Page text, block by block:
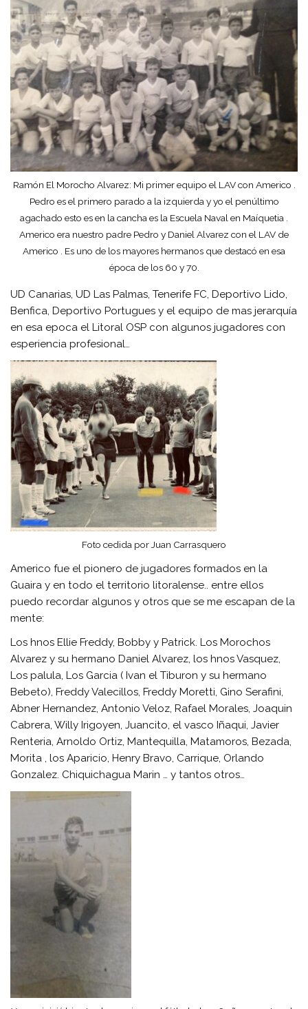
Ramón El Morocho Alvarez: Mi primer equipo el LAV con Americo .
Pedro es el primero parado a la izquierda y yo el penúltimo
agachado esto es en la cancha es la Escuela Naval en Maíquetia .
Americo era nuestro padre Pedro y Daniel Alvarez con el LAV de
Americo . Es uno de los mayores hermanos que destacó en esa
época de los 60 y 70.
UD Canarias, UD Las Palmas, Tenerife FC, Deportivo Lido,
Benfica, Deportivo Portugues y el equipo de mas jerarquía
en esa epoca el Litoral OSP con algunos jugadores con
esperiencia profesional…
Foto cedida por Juan Carrasquero
Americo fue el pionero de jugadores formados en la
Guaira y en todo el territorio litoralense.. entre ellos
puedo recordar algunos y otros que se me escapan de la
mente:
Los hnos Ellie Freddy, Bobby y Patrick. Los Morochos
Alvarez y su hermano Daniel Alvarez, los hnos Vasquez,
Los palula, Los Garcia ( Ivan el Tiburon y su hermano
Bebeto), Freddy Valecillos, Freddy Moretti, Gino Serafini,
Abner Hernandez, Antonio Veloz, Rafael Morales, Joaquin
Cabrera, Willy Irigoyen, Juancito, el vasco Iñaqui, Javier
Renteria, Arnoldo Ortiz, Mantequilla, Matamoros, Bezada,
Morita , los Aparicio, Henry Bravo, Carrique, Orlando
Gonzalez. Chiquichagua Marin … y tantos otros…